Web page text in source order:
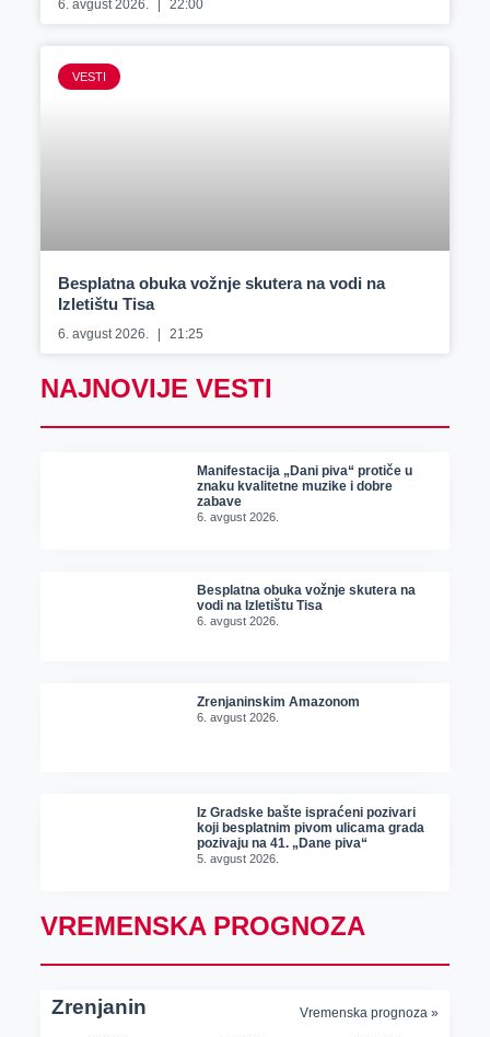
6. avgust 2026. 22:00
VESTI
Besplatna obuka vožnje skutera na vodi na
Izletištu Tisa
6. avgust 2026. 21:25
NAJNOVIJE VESTI
Manifestacija „Dani piva“ protiče u
znaku kvalitetne muzike i dobre
zabave
6. avgust 2026.
Besplatna obuka vožnje skutera na
vodi na Izletištu Tisa
6. avgust 2026.
Zrenjaninskim Amazonom
6. avgust 2026.
Iz Gradske bašte ispraćeni pozivari
koji besplatnim pivom ulicama grada
pozivaju na 41. „Dane piva“
5. avgust 2026.
VREMENSKA PROGNOZA